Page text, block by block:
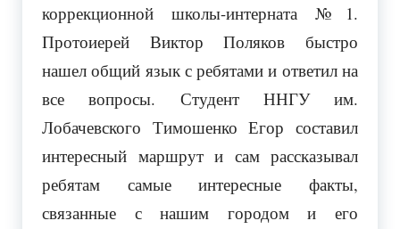
коррекционной школы-интерната №1.
Протоиерей Виктор Поляков быстро
нашел общий язык с ребятами и ответил на
все вопросы. Студент ННГУ им.
Лобачевского Тимошенко Егор составил
интересный маршрут и сам рассказывал
ребятам самые интересные факты,
связанные с нашим городом и его